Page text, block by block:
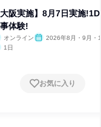
大阪実施】8月7日実施
体験!
オンライン
2026年8月・9月・
1日
お気に入り